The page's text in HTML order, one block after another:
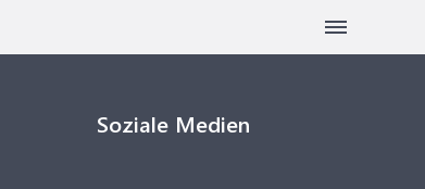
Soziale Medien